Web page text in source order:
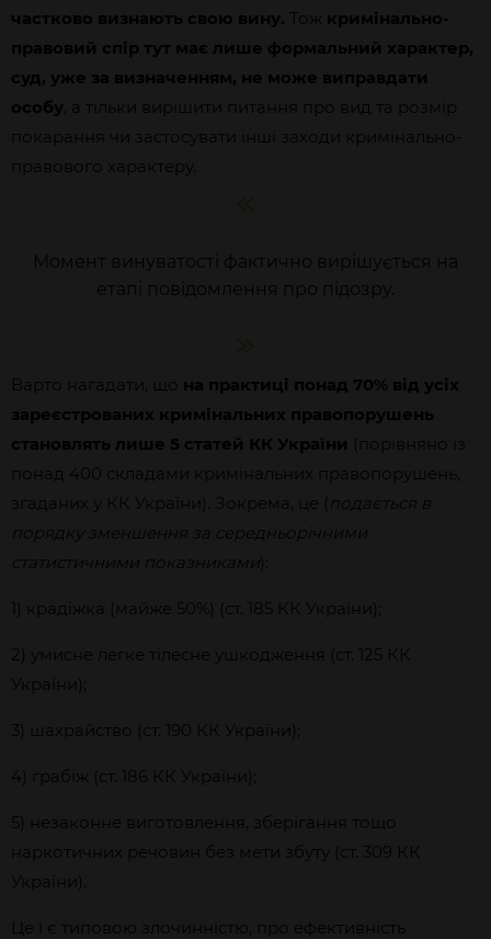
частково визнають свою вину. Тож кримінально-
правовий спір тут має лише формальний характер,
суд, уже за визначенням, не може виправдати
особу , а тільки вирішити питання про вид та розмір
покарання чи застосувати інші заходи кримінально-
правового характеру.
Момент винуватості фактично вирішується на
етапі повідомлення про підозру.
Варто нагадати, що
на практиці понад 70% від усіх
зареєстрованих кримінальних правопорушень
становлять лише 5 статей КК України (порівняно із
понад 400 складами кримінальних правопорушень,
згаданих у КК України). Зокрема, це ( подається в
порядку зменшення за середньорічними
статистичними показниками):
1) крадіжка (майже 50%) (ст. 185 КК України);
2) умисне легке тілесне ушкодження (ст. 125 КК
України);
3) шахрайство (ст. 190 КК України);
4) грабіж (ст. 186 КК України);
5) незаконне виготовлення, зберігання тощо
наркотичних речовин без мети збуту (ст. 309 КК
України).
Це і є типовою злочинністю, про ефективність